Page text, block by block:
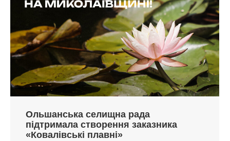
Ольшанська селищна рада
підтримала створення заказника
«Ковалівські плавні»